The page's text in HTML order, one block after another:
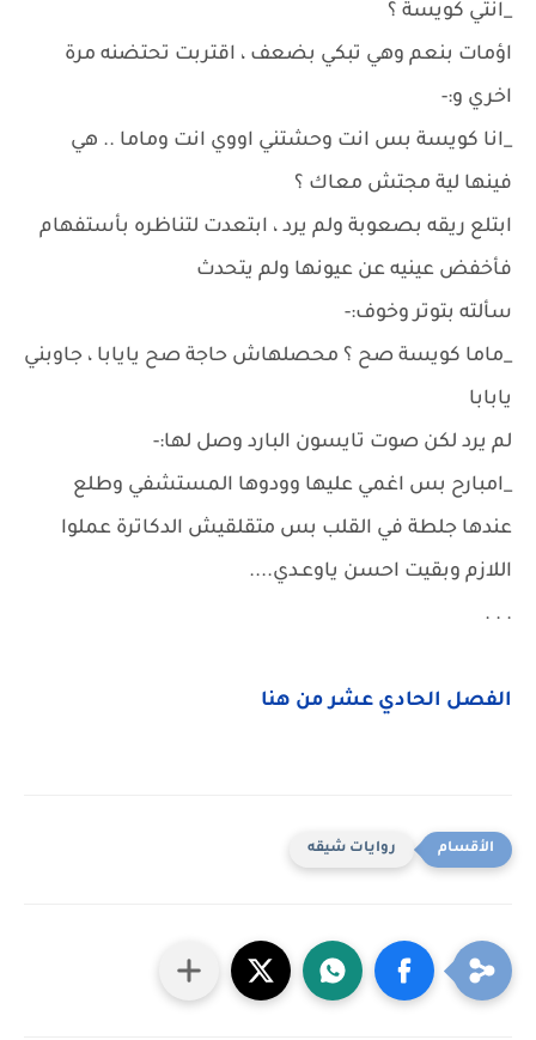
_انتي كويسة ؟
اؤمات بنعم وهي تبكي بضعف ، اقتربت تحتضنه مرة
اخري و:-
_انا كويسة بس انت وحشتني اووي انت وماما .. هي
فينها لية مجتش معاك ؟
ابتلع ريقه بصعوبة ولم يرد ، ابتعدت لتناظره بأستفهام
فأخفض عينيه عن عيونها ولم يتحدث
سألته بتوتر وخوف:-
_ماما كويسة صح ؟ محصلهاش حاجة صح يايابا ، جاوبني
يابابا
لم يرد لكن صوت تايسون البارد وصل لها:-
_امبارح بس اغمي عليها وودوها المستشفي وطلع
عندها جلطة في القلب بس متقلقيش الدكاترة عملوا
اللازم وبقيت احسن ياوعـدي....
. . .
الفصل الحادي عشر من هنا
روايات شيقه